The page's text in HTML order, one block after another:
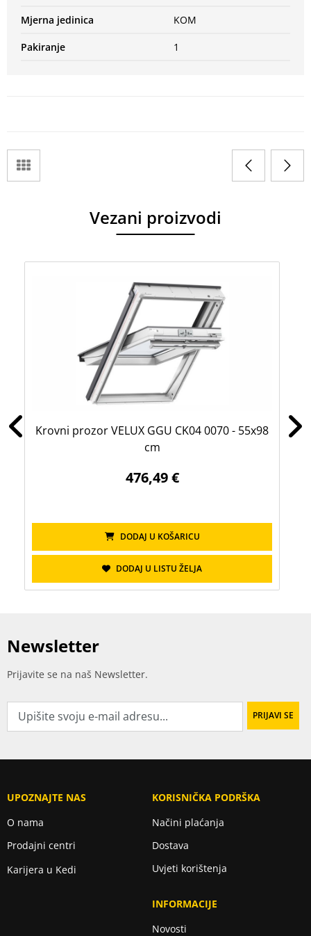
Mjerna jedinica KOM
Pakiranje 1
Vezani proizvodi
Krovni prozor VELUX GGU CK04 0070 - 55x98
cm
476,49 €
DODAJ U KOŠARICU
DODAJ U LISTU ŽELJA
Newsletter
Prijavite se na naš Newsletter.
UPOZNAJTE NAS
O nama
Prodajni centri
Karijera u Kedi
KORISNIČKA PODRŠKA
Načini plaćanja
Dostava
Uvjeti korištenja
INFORMACIJE
Novosti